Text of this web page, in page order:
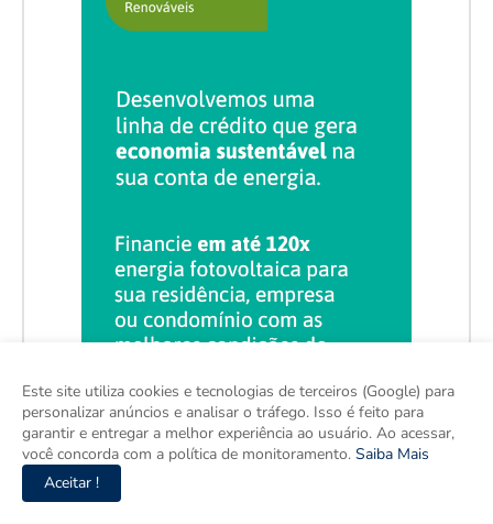
Este site utiliza cookies e tecnologias de terceiros (Google) para
personalizar anúncios e analisar o tráfego. Isso é feito para
garantir e entregar a melhor experiência ao usuário. Ao acessar,
você concorda com a política de monitoramento. Saiba Mais
Aceitar !